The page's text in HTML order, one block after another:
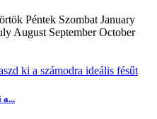
Péntek Szombat January
August September October
a...